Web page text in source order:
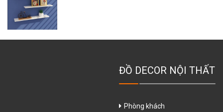
ĐỒ DECOR NỘI THẤT
Phòng khách